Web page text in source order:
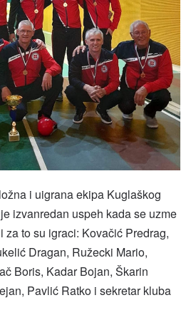
i uigrana ekipa Kuglaškog
izvanredan uspeh kada se uzme
to su igraci: Kovačić Predrag,
Dragan, Ružecki Mario,
Boris, Kadar Bojan, Škarin
Pavlić Ratko i sekretar kluba